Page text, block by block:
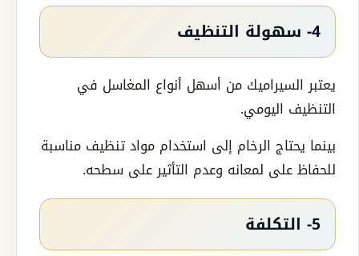
4- سهولة التنظيف
يعتبر السيراميك من أسهل أنواع المغاسل في
التنظيف اليومي.
بينما يحتاج الرخام إلى استخدام مواد تنظيف مناسبة
للحفاظ على لمعانه وعدم التأثير على سطحه.
5- التكلفة